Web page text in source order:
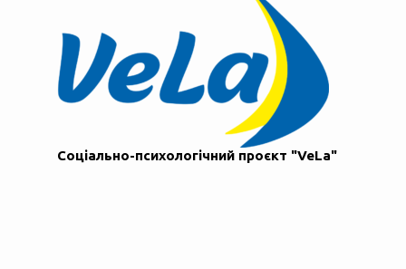
Соціально-психологічний проєкт "VeLa"